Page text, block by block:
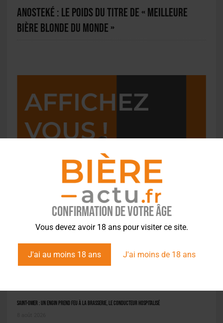
Confirmation de votre âge
Vous devez avoir 18 ans pour visiter ce site.
J'ai au moins 18 ans J'ai moins de 18 ans
Anosteké : le poids du titre de « Meilleure
bière blonde du monde »
Saint-Omer : un engin prend feu à la brasserie, le conducteur hospitalisé